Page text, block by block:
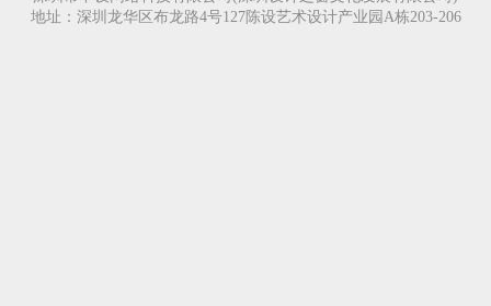
地址：深圳龙华区布龙路4号127陈设艺术设计产业园A栋203-206